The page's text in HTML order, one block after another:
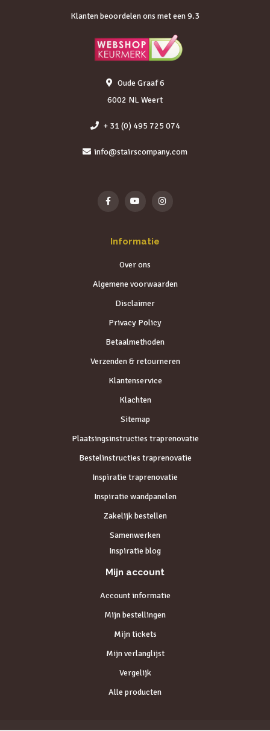
Klanten beoordelen ons met een 9.3
Oude Graaf 6
6002 NL Weert
+ 31 (0) 495 725 074
info@stairscompany.com
Informatie
Over ons
Algemene voorwaarden
Disclaimer
Privacy Policy
Betaalmethoden
Verzenden & retourneren
Klantenservice
Klachten
Sitemap
Plaatsingsinstructies traprenovatie
Bestelinstructies traprenovatie
Inspiratie traprenovatie
Inspiratie wandpanelen
Zakelijk bestellen
Samenwerken
Inspiratie blog
Mijn account
Account informatie
Mijn bestellingen
Mijn tickets
Mijn verlanglijst
Vergelijk
Alle producten